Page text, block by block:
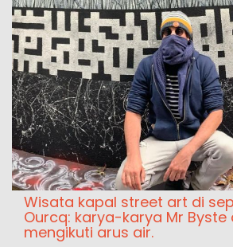
Wisata kapal street art di
Ourcq: karya-karya Mr
mengikuti arus air.